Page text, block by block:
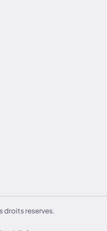
droits reserves.